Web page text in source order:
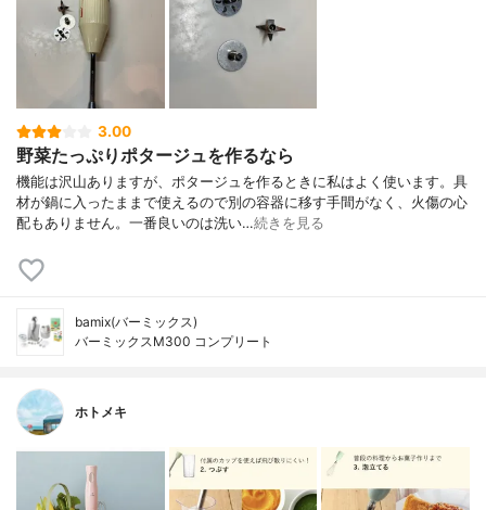
3.00
野菜たっぷりポタージュを作るなら
機能は沢山ありますが、ポタージュを作るときに私はよく使います。具
材が鍋に入ったままで使えるので別の容器に移す手間がなく、火傷の心
配もありません。一番良いのは洗い…続きを見る
bamix(バーミックス)
バーミックスM300 コンプリート
ホトメキ